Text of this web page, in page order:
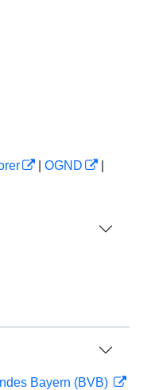
OGND
Bayern (BVB)